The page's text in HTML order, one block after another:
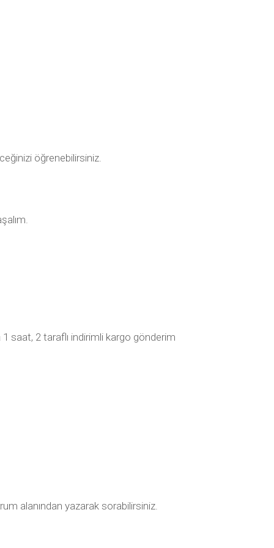
öğrenebilirsiniz.
saat, 2 taraflı indirimli kargo gönderim
alanından yazarak sorabilirsiniz.